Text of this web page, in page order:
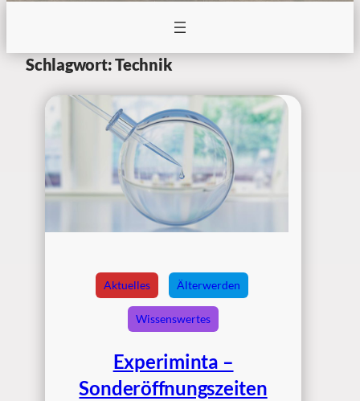
Schlagwort:Technik
Aktuelles Älterwerden
Wissenswertes
Experiminta –
Sonderöffnungszeiten